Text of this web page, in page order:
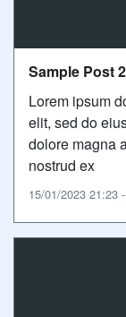
Sample Post 2
Lorem ipsum
elit, sed do
dolore magna
nostrud ex
15/01/2023 21:23